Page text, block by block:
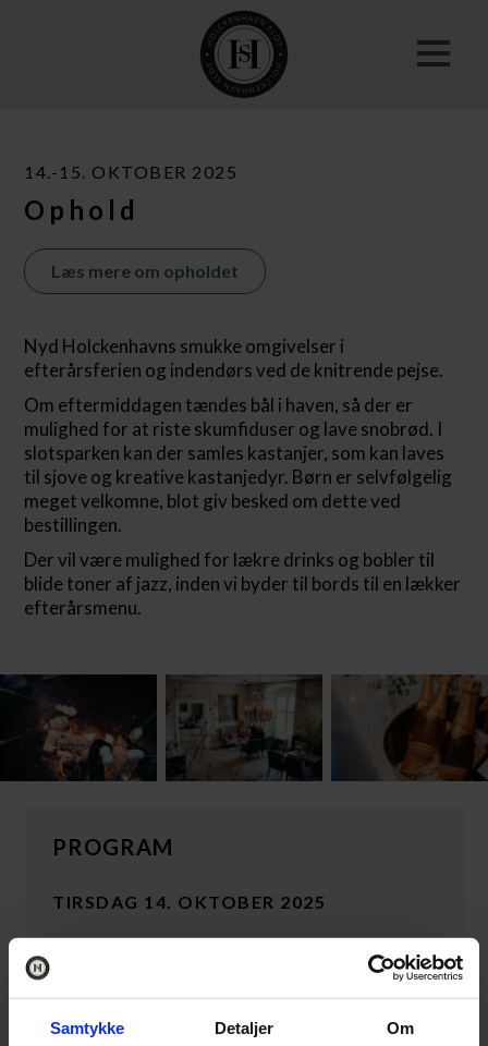
Samtykke Detaljer Om
14.-15. OKTOBER 2025
Ophold
Læs mere om opholdet
Nyd Holckenhavns smukke omgivelser i
efterårsferien og indendørs ved de knitrende pejse.
Om eftermiddagen tændes bål i haven, så der er
mulighed for at riste skumfiduser og lave snobrød. I
slotsparken kan der samles kastanjer, som kan laves
til sjove og kreative kastanjedyr. Børn er selvfølgelig
meget velkomne, blot giv besked om dette ved
bestillingen.
Der vil være mulighed for lækre drinks og bobler til
blide toner af jazz, inden vi byder til bords til en lækker
efterårsmenu.
PROGRAM
TIRSDAG 14. OKTOBER 2025
overnattende gæster